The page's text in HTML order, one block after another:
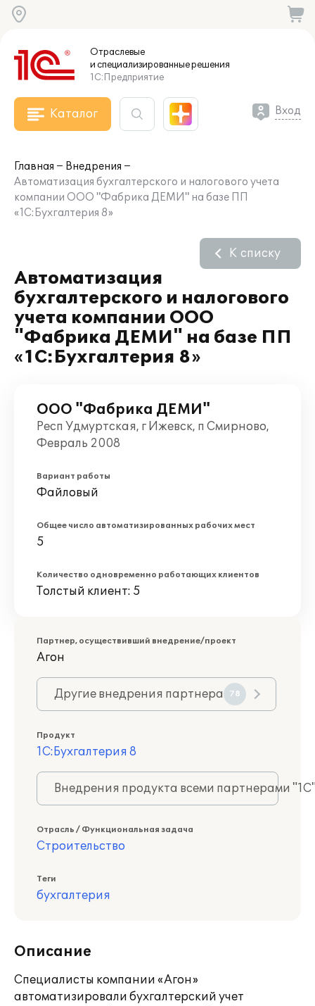
Отраслевые
и специализированныерешения
1С:Предприятие
Каталог Вход
Главная
Внедрения
Автоматизация бухгалтерского и налогового учета
компании ООО "Фабрика ДЕМИ" на базе ПП
«1С:Бухгалтерия 8»
Автоматизация
бухгалтерского и налогового
учета компании ООО
"Фабрика ДЕМИ" на базе ПП
«1С:Бухгалтерия 8»
К списку
ООО "Фабрика ДЕМИ"
Респ Удмуртская, г Ижевск, п Смирново,
Февраль 2008
Вариант работы
Файловый
Общее число автоматизированных рабочих мест
5
Количество одновременно работающих клиентов
Толстый клиент: 5
Партнер, осуществивший внедрение/проект
Агон
Другие внедрения партнера 78
Продукт
1С:Бухгалтерия 8
Внедрения продукта всеми партнерами
Отрасль / Функциональная задача
Строительство
Теги
бухгалтерия
Описание
Специалисты компании «Агон»
автоматизировали бухгалтерский учет